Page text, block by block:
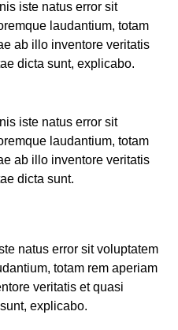
iste natus error sit
laudantium, totam
ab illo inventore veritatis
dicta sunt, explicabo.
iste natus error sit
laudantium, totam
ab illo inventore veritatis
dicta sunt.
natus error sit voluptatem
totam rem aperiam
veritatis et quasi
explicabo.